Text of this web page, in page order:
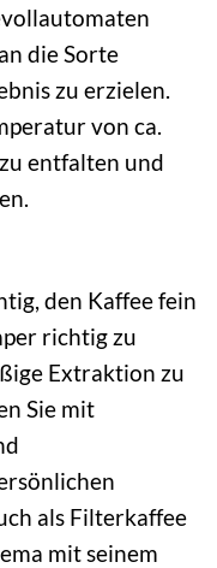
die Sorte
zu erzielen.
von ca.
entfalten und
den Kaffee fein
richtig zu
Extraktion zu
Sie mit
als Filterkaffee
mit seinem